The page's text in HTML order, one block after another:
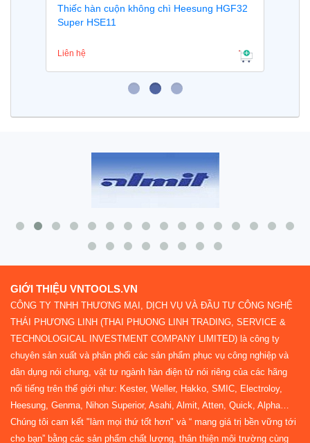
Thiếc hàn cuộn không chì Heesung HGF32
Super HSE11
Liên hệ
GIỚI THIỆU VNTOOLS.VN
CÔNG TY TNHH THƯƠNG MẠI, DỊCH VỤ VÀ ĐẦU TƯ CÔNG NGHỆ
THÁI PHƯƠNG LINH (THAI PHUONG LINH TRADING, SERVICE &
TECHNOLOGICAL INVESTMENT COMPANY LIMITED) là công ty
chuyên sản xuất và phân phối các sản phẩm phục vụ công nghiệp và
dân dụng nói chung, vật tư ngành hàn điện tử nói riêng của các hãng
nổi tiếng trên thế giới như: Kester, Weller, Hakko, SMIC, Electroloy,
Heesung, Genma, Nihon Superior, Asahi, Almit, Atten, Quick, Alpha…
Chúng tôi cam kết "làm mọi thứ tốt hơn" và “ mang giá trị bền vững tới
cho bạn” bằng các sản phẩm chất lượng, thân thiện môi trường cùng